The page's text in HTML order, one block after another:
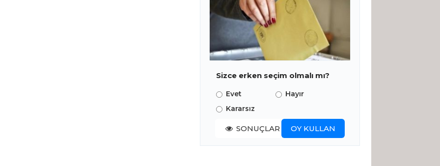
Sizce erken seçim olmalı mı?
Evet
Hayır
Kararsız
SONUÇLAR OY KULLAN